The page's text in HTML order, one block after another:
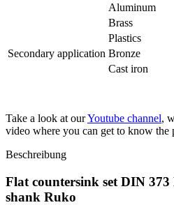
Aluminum
Brass
Plastics
Secondary application Bronze
Cast iron
Take a look at ourYoutube channel,
video where you can get to know the
Beschreibung
Flat countersink set DIN
shank Ruko